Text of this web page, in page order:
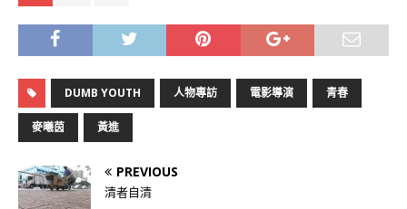
DUMB YOUTH 人物專訪 電影導演 青春
麥曦茵 黃進
PREVIOUS
清者自清